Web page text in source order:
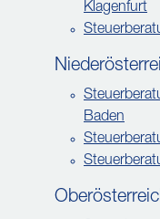
Klagenfurt
Baden